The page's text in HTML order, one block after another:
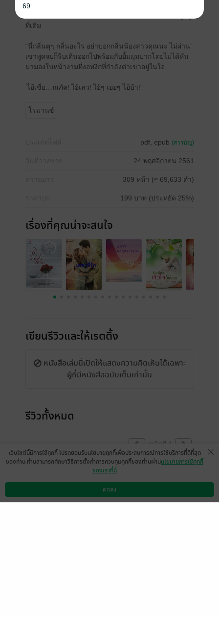
จนพ้นจากห้องนอนก่อนจะมองเสื้อผ้าที่เธอโยนใส่เขา จมูก
ที่เดิม
“นี่กลิ่นตุๆ กลิ่นอะไร อย่าบอกกลิ่นน้องสาวคุณนะ ไม่ผ่าน”
เขาพูดจบก็รีบเดินออกไปพร้อมกับยิ้มมุมปากโดยไม่ได้หัน
มามองใบหน้างามที่งอหงิกที่กำลังด่าเขาอยู่ในใจ
‘ไอ้เชี่ย…ณภัค! ไอ้เลว! ไอ้ๆ เออๆ ไอ้บ้า!’
โรมานซ์
pdf, epub (สารบัญ)
24 พฤศจิกายน 2561
309 หน้า (≈ 69,633 คำ)
199 บาท (ประหยัด 25%)
เรื่องที่คุณน่าจะสนใจ
เขียนรีวิวและให้เรตติ้ง
หนังสือเล่มนี้เปิดให้แสดงความคิดเห็นได้เฉพาะ
ผู้ที่มีหนังสือฉบับเต็มเท่านั้น
รีวิวทั้งหมด
หน้าที่ 1
ขณะนี้แสดงความคิดเห็นได้เฉพาะผู้ที่มีหนังสือ
ฉบับเต็มเท่านั้น
ดาวน์โหลดแอป วิธีการใช้งาน ติดต่อเรา
เว็บไซต์นี้มีการใช้คุกกี้ โปรดยอมรับนโยบายคุกกี้เพื่อประสบการณ์การใช้บริการที่ดีที่สุด
ของท่าน ท่านสามารถศึกษาวิธีการตั้งค่าการควบคุมคุกกี้ของท่านผ่านนโยบายการใช้คุกกี้
ของเราที่นี่
ตกลง
69